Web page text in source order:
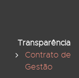
Transparência
Contrato de
Gestão